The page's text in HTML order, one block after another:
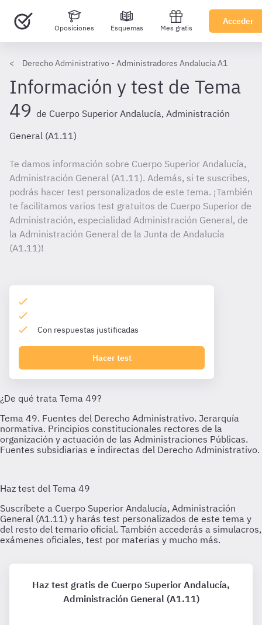
Oposiciones Esquemas Mes gratis
Acceder
Derecho Administrativo - Administradores Andalucía A1
Información y test de Tema
49 de Cuerpo Superior Andalucía, Administración
General (A1.11)
Te damos información sobre Cuerpo Superior Andalucía,
Administración General (A1.11). Además, si te suscribes,
podrás hacer test personalizados de este tema. ¡También
te facilitamos varios test gratuitos de Cuerpo Superior de
Administración, especialidad Administración General, de
la Administración General de la Junta de Andalucía
(A1.11)!
Con respuestas justificadas
Hacer test
Haz test gratis de Cuerpo Superior Andalucía,
Administración General (A1.11)